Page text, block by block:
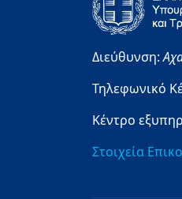
Διεύθυνση:
Τηλεφωνικό
Κέντρο
Στοιχεία